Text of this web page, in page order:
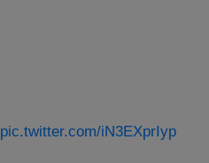
pic.twitter.com/iN3EXprIyp